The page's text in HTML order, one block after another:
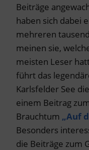
Beiträge
haben sich dabei
mehreren
meinen sie,
meisten Leser
führt das
Karlsfelder See
einem Beitrag
Brauchtum „Auf
Besonders
die Beiträge zum